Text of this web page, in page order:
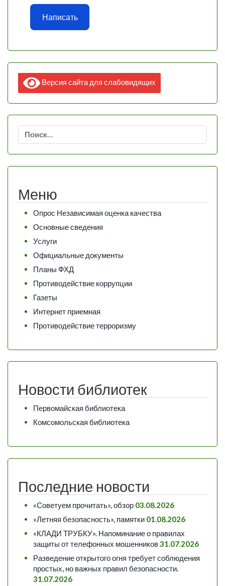
Написать
Версия сайта для слабовидящих
Найти:
Меню
Опрос Независимая оценка качества
Основные сведения
Услуги
Официальные документы
Планы ФХД
Противодействие коррупции
Газеты
Интернет приемная
Противодействие терроризму
Новости библиотек
Первомайская библиотека
Комсомольская библиотека
Последние новости
«Советуем прочитать», обзор 03.08.2026
«Летняя безопасность», памятки 01.08.2026
«КЛАДИ ТРУБКУ». Напоминание о правилах
защиты от телефонных мошенников31.07.2026
Разведение открытого огня требует соблюдения
простых, но важных правил безопасности.
31.07.2026